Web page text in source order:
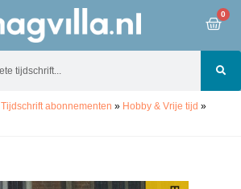
0
Tijdschrift abonnementen » Hobby & Vrije tijd »